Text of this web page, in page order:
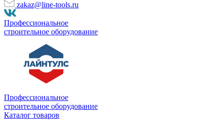
zakaz@line-tools.ru
Профессиональное
строительное оборудование
Профессиональное
строительное оборудование
Каталог товаров